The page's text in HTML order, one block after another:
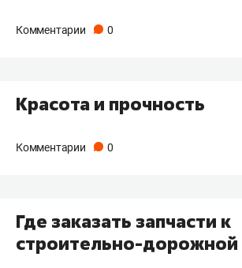
Комментарии 0
Красота и прочность
Комментарии 0
Где заказать запчасти к
строительно-дорожной